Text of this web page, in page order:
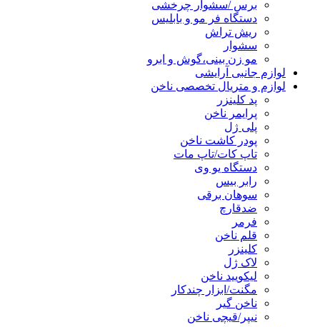
برس /سشوار چرخشی
دستگاه فر مو و بابلیس
ریش تراش
سشوار
مو زن بینی،گوش و ابرو
لوازم جانبی آرایشی
لوازم و متریال تخصصی ناخن
پد کلینزر
پرایمر ناخن
پلی ژل
پودر کاشت ناخن
تاپ کات/تاپ مات
دستگاه یو وی
رابر بیس
سوهان برقی
ضدقارچ
فرمر
قلم ناخن
کلینزر
لاک ژل
لیکوييد ناخن
مگنت/ابزار چندکار
ناخن گیر
نیپر/قیچی ناخن